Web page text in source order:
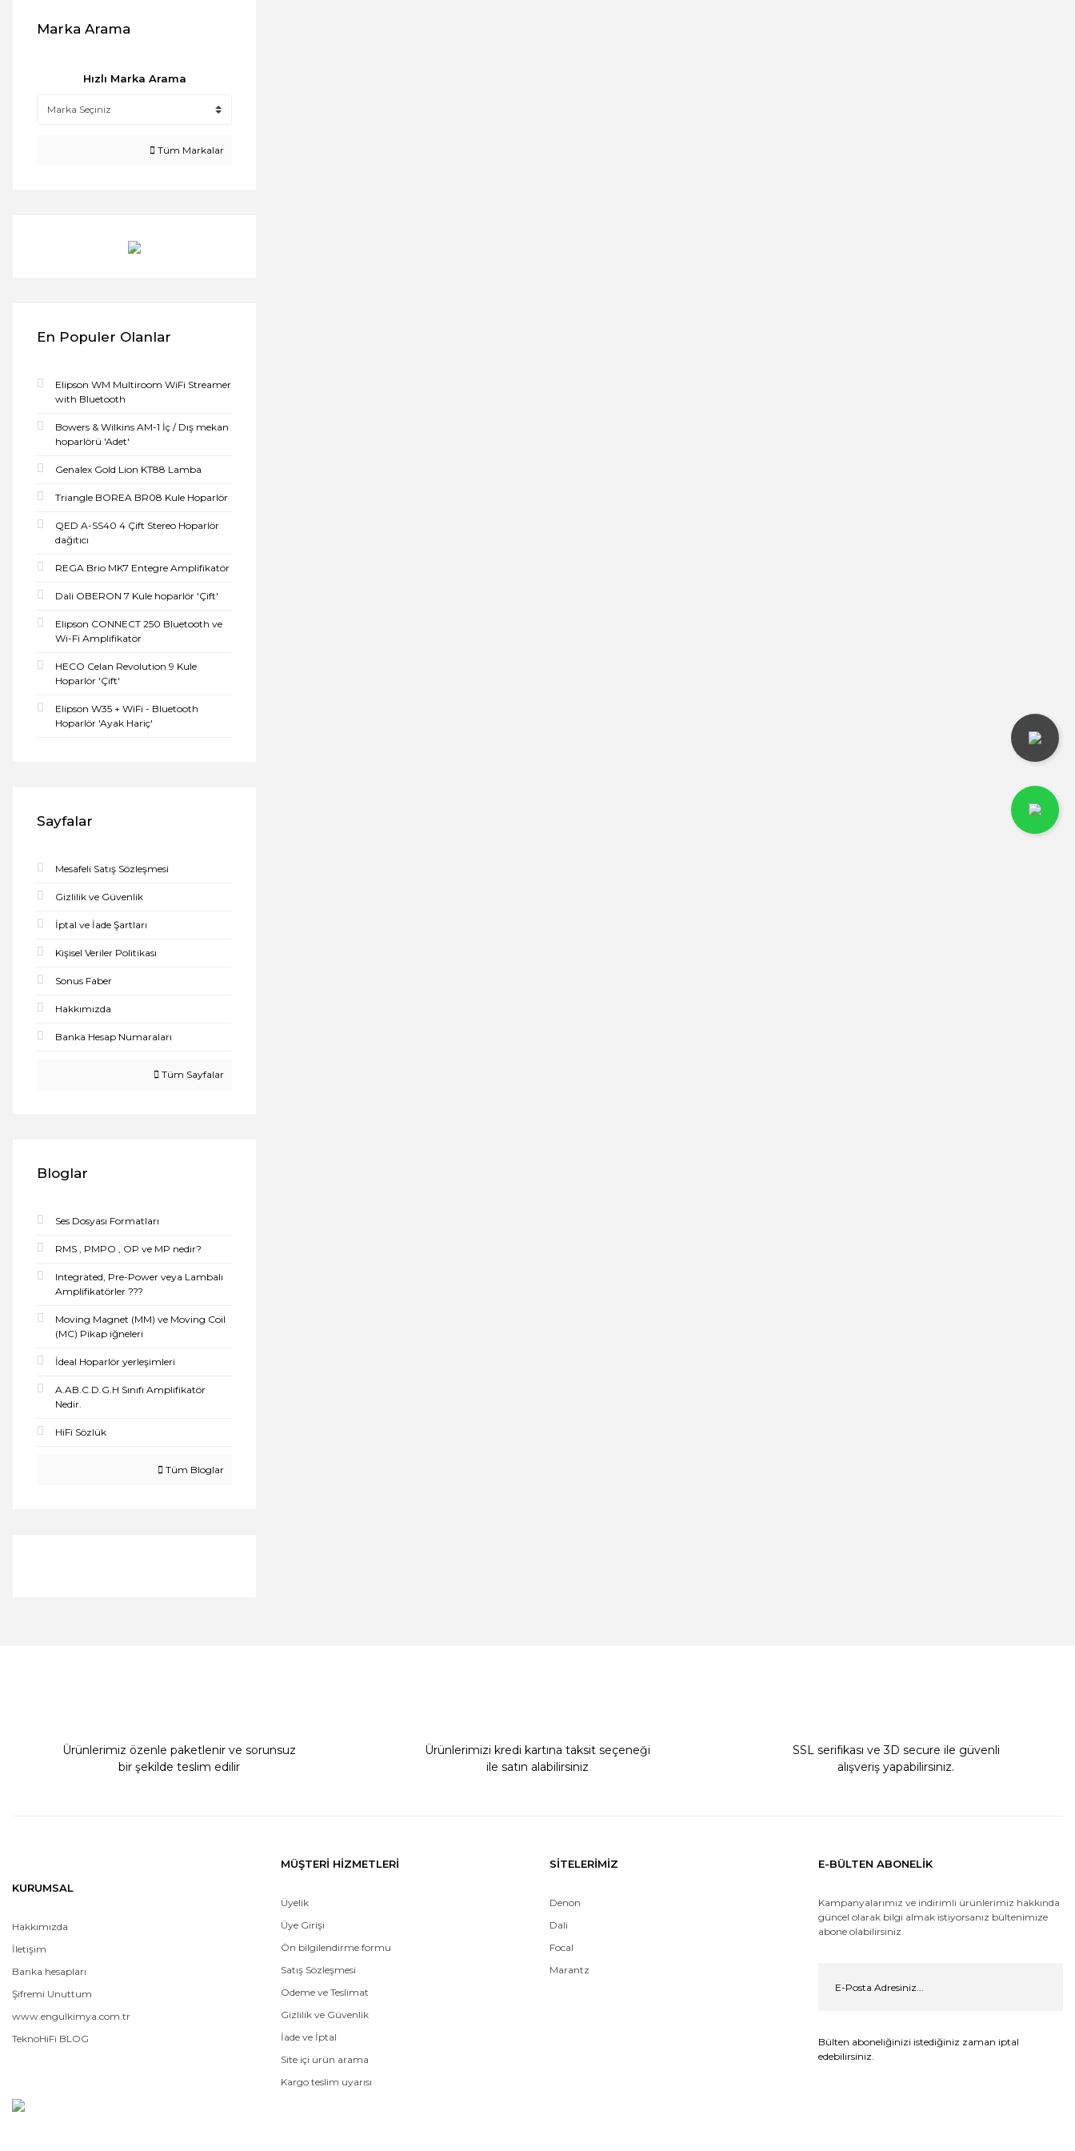
Marka Arama
Hızlı Marka Arama
Tüm Markalar
En Populer Olanlar
Elipson WM Multiroom WiFi Streamer
with Bluetooth
Bowers & Wilkins AM-1 İç / Dış mekan
hoparlörü 'Adet'
Genalex Gold Lion KT88 Lamba
Triangle BOREA BR08 Kule Hoparlör
QED A-SS40 4 Çift Stereo Hoparlör
dağıtıcı
REGA Brio MK7 Entegre Amplifikatör
Dali OBERON 7 Kule hoparlör 'Çift'
Elipson CONNECT 250 Bluetooth ve
Wi-Fi Amplifikatör
HECO Celan Revolution 9 Kule
Hoparlör 'Çift'
Elipson W35 + WiFi - Bluetooth
Hoparlör 'Ayak Hariç'
Sayfalar
Mesafeli Satış Sözleşmesi
Gizlilik ve Güvenlik
İptal ve İade Şartları
Kişisel Veriler Politikası
Sonus Faber
Hakkımızda
Banka Hesap Numaraları
Tüm Sayfalar
Bloglar
Ses Dosyası Formatları
RMS , PMPO , OP ve MP nedir?
Integrated, Pre-Power veya Lambalı
Amplifikatörler ???
Moving Magnet (MM) ve Moving Coil
(MC) Pikap iğneleri
İdeal Hoparlör yerleşimleri
A.AB.C.D.G.H Sınıfı Amplifikatör
Nedir.
HiFi Sözlük
Tüm Bloglar
Ürünlerimiz özenle paketlenir ve sorunsuz
bir şekilde teslim edilir
Ürünlerimizi kredi kartına taksit seçeneği
ile satın alabilirsiniz
SSL serifikası ve 3D secure ile güvenli
alışveriş yapabilirsiniz.
KURUMSAL
Hakkımızda
İletişim
Banka hesapları
Şifremi Unuttum
www.engulkimya.com.tr
TeknoHiFi BLOG
MÜŞTERİ HİZMETLERİ
Üyelik
Üye Girişi
Ön bilgilendirme formu
Satış Sözleşmesi
Ödeme ve Teslimat
Gizlilik ve Güvenlik
İade ve İptal
Site içi ürün arama
Kargo teslim uyarısı
SİTELERİMİZ
Denon
Dali
Focal
Marantz
E-BÜLTEN ABONELİK
Kampanyalarımız ve indirimli ürünlerimiz hakkında
güncel olarak bilgi almak istiyorsanız bültenimize
abone olabilirsiniz.
Bülten aboneliğinizi istediğiniz zaman iptal
edebilirsiniz.